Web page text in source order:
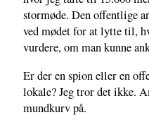
stormøde. Den offentlige
ved mødet for at lytte til,
vurdere, om man kunne
Er der en spion eller en
lokale? Jeg tror det ikke.
mundkurv på.